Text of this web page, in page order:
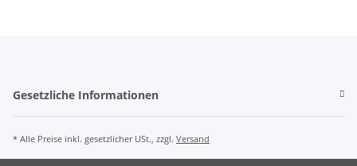
Gesetzliche Informationen
* Alle Preise inkl. gesetzlicher USt., zzgl. Versand